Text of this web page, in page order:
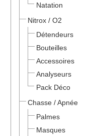
Natation
Nitrox / O2
Détendeurs
Bouteilles
Accessoires
Analyseurs
Pack Déco
Chasse / Apnée
Palmes
Masques